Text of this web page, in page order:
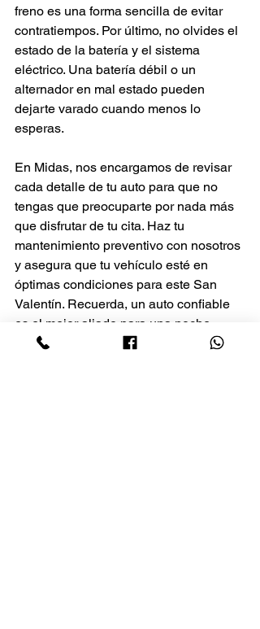
freno es una forma sencilla de evitar
contratiempos. Por último, no olvides el
estado de la batería y el sistema
eléctrico. Una batería débil o un
alternador en mal estado pueden
dejarte varado cuando menos lo
esperas.
En Midas, nos encargamos de revisar
cada detalle de tu auto para que no
tengas que preocuparte por nada más
que disfrutar de tu cita. Haz tu
mantenimiento preventivo con nosotros
y asegura que tu vehículo esté en
óptimas condiciones para este San
Valentín. Recuerda, un auto confiable
es el mejor aliado para una noche
inolvidable.